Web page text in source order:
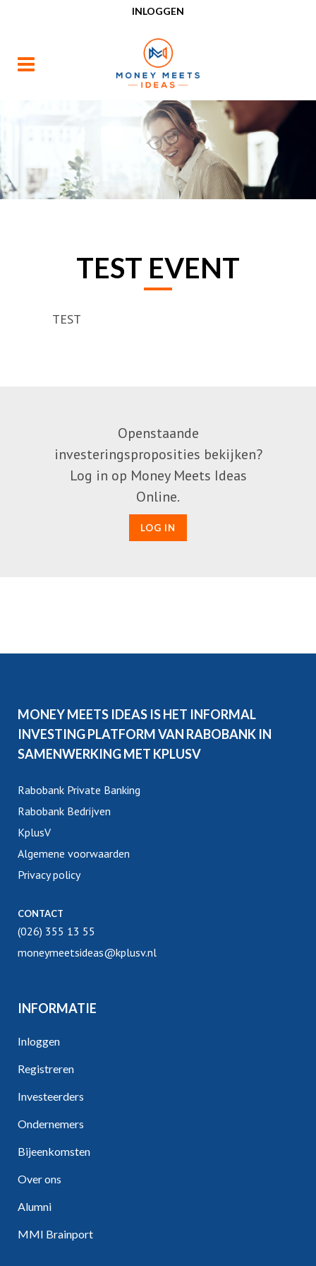
INLOGGEN
TEST EVENT
TEST
Openstaande
investeringsproposities bekijken?
Log in op Money Meets Ideas
Online.
LOG IN
MONEY MEETS IDEAS IS HET INFORMAL
INVESTING PLATFORM VAN RABOBANK IN
SAMENWERKING MET KPLUSV
Rabobank Private Banking
Rabobank Bedrijven
KplusV
Algemene voorwaarden
Privacy policy
CONTACT
(026) 355 13 55
moneymeetsideas@kplusv.nl
INFORMATIE
Inloggen
Registreren
Investeerders
Ondernemers
Bijeenkomsten
Over ons
Alumni
MMI Brainport